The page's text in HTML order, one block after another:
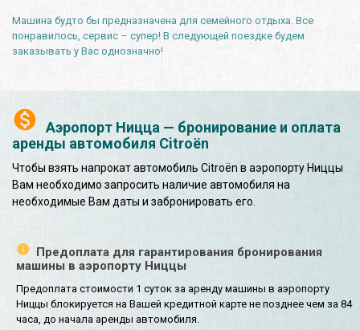
Аэропорт Ницца — бронирование и оплата
аренды автомобиля Citroën
Чтобы взять напрокат автомобиль Citroën в аэропорту Ниццы
Вам необходимо запросить наличие автомобиля на
необходимые Вам даты и забронировать его.
Предоплата для гарантирования бронирования
машины в аэропорту Ниццы
Предоплата стоимости 1 суток за аренду машины в аэропорту
Ниццы блокируется на Вашей кредитной карте не позднее чем за 84
часа, до начала аренды автомобиля.
Машина будто бы предназначена для семейного отдыха. Все
понравилось, сервис – супер! В следующей поездке будем
заказывать у Вас однозначно!